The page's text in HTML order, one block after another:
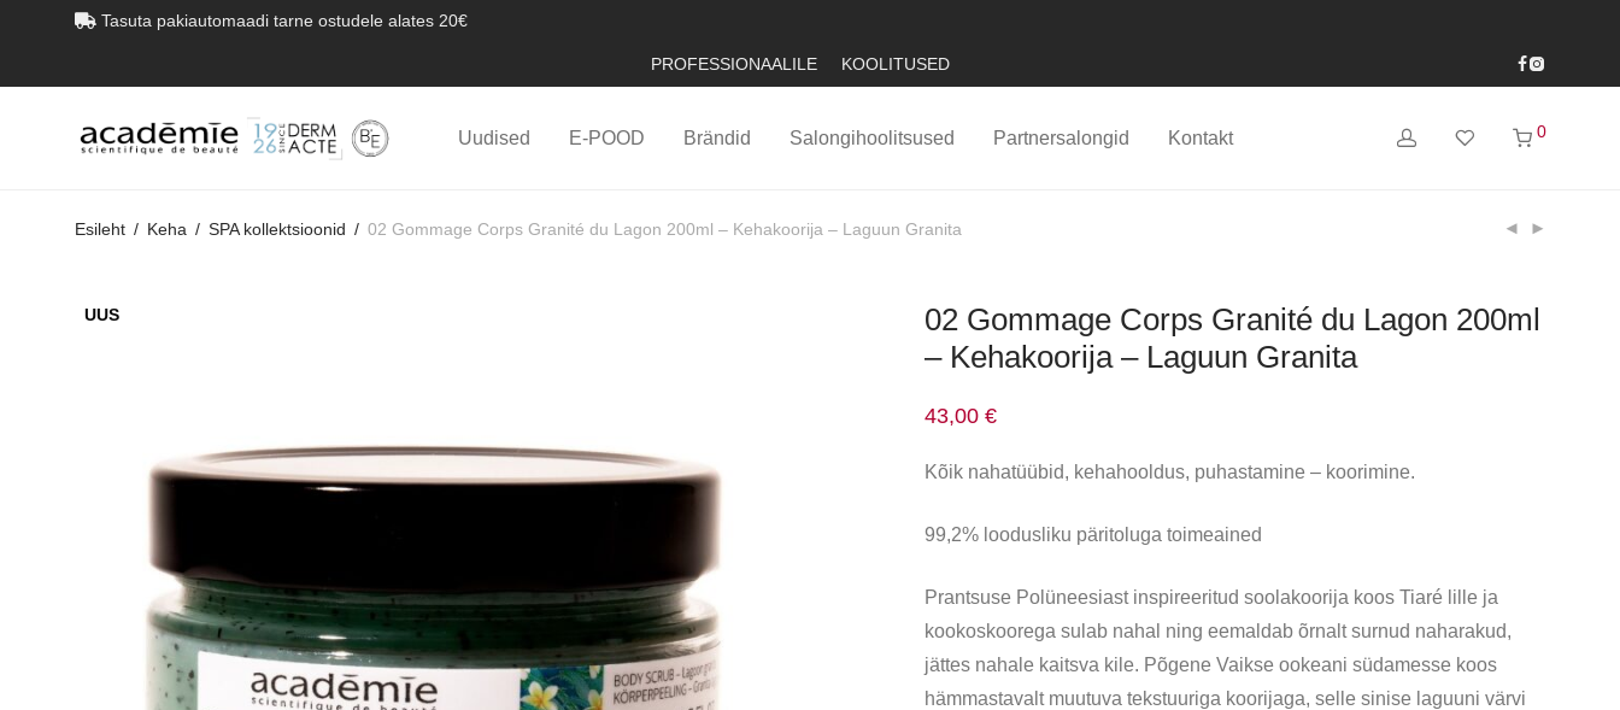
Tasuta pakiautomaadi tarne ostudele alates 20€
PROFESSIONAALILE KOOLITUSED
Uudised E-POOD Brändid Salongihoolitsused Partnersalongid Kontakt 0
Esileht / Keha / SPA kollektsioonid / 02 Gommage Corps Granité du Lagon 200ml – Kehakoorija – Laguun Granita
UUS
02 Gommage Corps Granité du Lagon 200ml
– Kehakoorija – Laguun Granita
43,00 €
Kõik nahatüübid, kehahooldus, puhastamine – koorimine.
99,2% loodusliku päritoluga toimeained
Prantsuse Polüneesiast inspireeritud soolakoorija koos Tiaré lille ja
kookoskoorega sulab nahal ning eemaldab õrnalt surnud naharakud,
jättes nahale kaitsva kile. Põgene Vaikse ookeani südamesse koos
hämmastavalt muutuva tekstuuriga koorijaga, selle sinise laguuni värvi